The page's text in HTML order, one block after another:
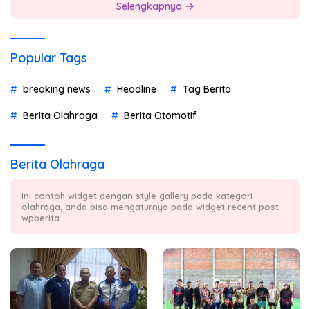
Selengkapnya
Popular Tags
breaking news Headline Tag Berita
Berita Olahraga Berita Otomotif
Berita Olahraga
Ini contoh widget dengan style gallery pada kategori
olahraga, anda bisa mengaturnya pada widget recent post
wpberita.